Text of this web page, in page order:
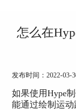
怎么在
发布时间：2022-03-
如果使用Hype
能通过绘制运